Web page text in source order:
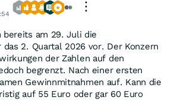
bereits am 29. Juli die
das 2. Quartal 2026 vor. Der Konzern
der Zahlen auf den
begrenzt. Nach einer ersten
Gewinnmitnahmen auf. Kann die
auf 55 Euro oder gar 60 Euro